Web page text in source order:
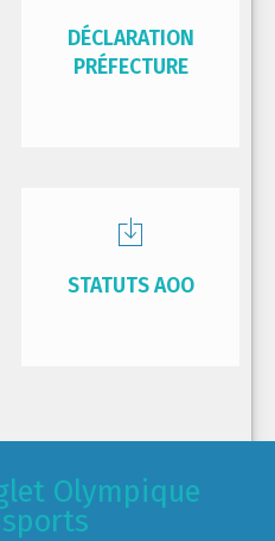
DÉCLARATION
PRÉFECTURE
STATUTS AOO
Olympique